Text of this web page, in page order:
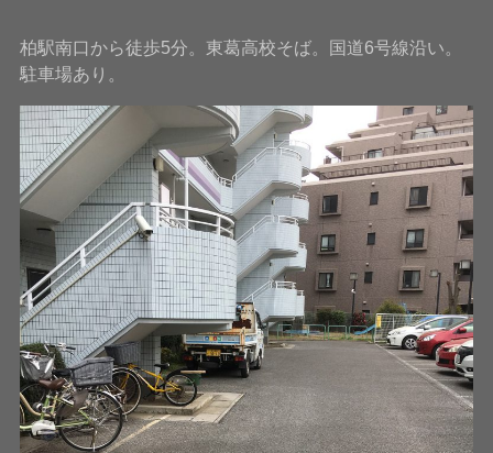
柏駅南口から徒歩5分。東葛高校そば。国道6号線沿い。
駐車場あり。